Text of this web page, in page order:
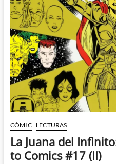
no
volvió
a
ser
la
que
era:
Wizard,
The
Guide
to
Comics
#17
(III)
CÓMIC LECTURAS
La Juana del
to Comics #17 (II)